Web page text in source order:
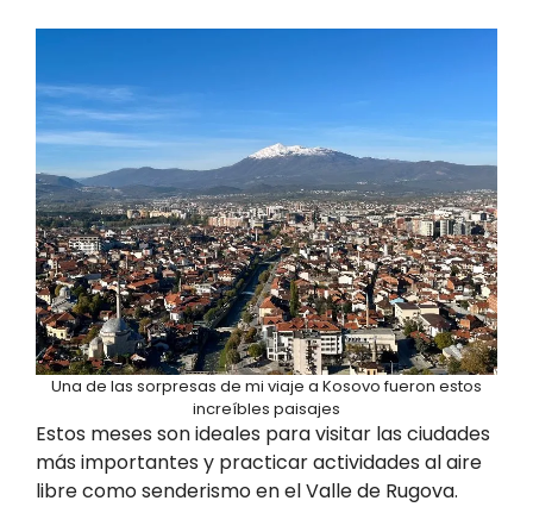
Una de las sorpresas de mi viaje a Kosovo fueron estos
increíbles paisajes
Estos meses son ideales para visitar las ciudades
más importantes y practicar actividades al aire
libre como senderismo en el Valle de Rugova.